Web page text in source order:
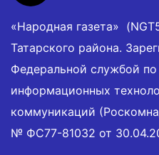
«Народная газета»
Татарского района.
Федеральной службой
информационных
коммуникаций
№ ФС77-81032 от